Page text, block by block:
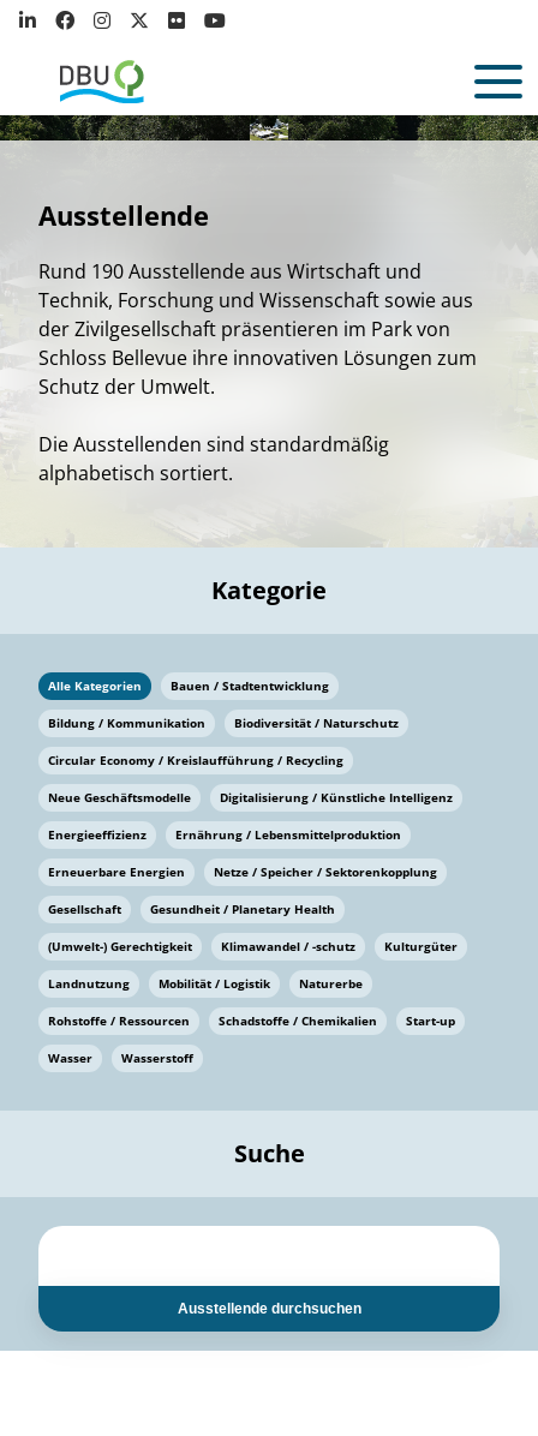
Ausstellende
Rund 190 Ausstellende aus Wirtschaft und
Technik, Forschung und Wissenschaft sowie aus
der Zivilgesellschaft präsentieren im Park von
Schloss Bellevue ihre innovativen Lösungen zum
Schutz der Umwelt.
Die Ausstellenden sind standardmäßig
alphabetisch sortiert.
Kategorie
Alle Kategorien Bauen / Stadtentwicklung
Bildung / Kommunikation Biodiversität / Naturschutz
Circular Economy / Kreislaufführung / Recycling
Neue Geschäftsmodelle Digitalisierung / Künstliche Intelligenz
Energieeffizienz Ernährung / Lebensmittelproduktion
Erneuerbare Energien Netze / Speicher / Sektorenkopplung
Gesellschaft Gesundheit / Planetary Health
(Umwelt-) Gerechtigkeit Klimawandel / -schutz Kulturgüter
Landnutzung Mobilität / Logistik Naturerbe
Rohstoffe / Ressourcen Schadstoffe / Chemikalien Start-up
Wasser Wasserstoff
Suche
Ausstellende durchsuchen